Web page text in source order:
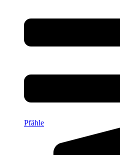
Pfähle